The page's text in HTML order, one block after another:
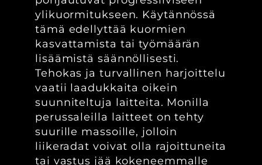
ylikuormitukseen. Käytännössä
tämä edellyttää kuormien
kasvattamista tai työmäärän
lisäämistä säännöllisesti.
Tehokas ja turvallinen harjoittelu
vaatii laadukkaita oikein
suunniteltuja laitteita. Monilla
perussaleilla laitteet on tehty
suurille massoille, jolloin
liikeradat voivat olla rajoittuneita
tai vastus jää kokeneemmalle